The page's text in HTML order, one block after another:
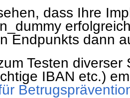
dass Ihre
Endpunkts dann
Testen
IBAN etc.)